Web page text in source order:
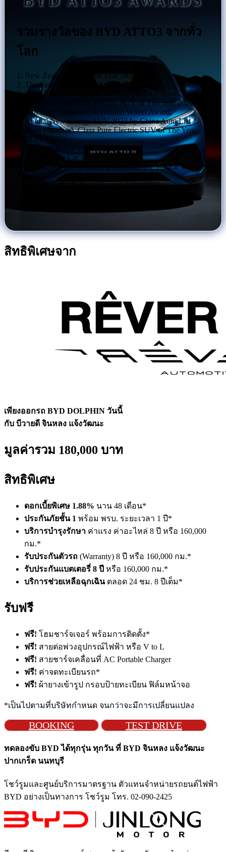
รวมรางวัลของ BYD ATTO3 จากทั่ว
โลก
1. New Zealand Car of the Year 2022
2. The Straits Times Car of the Year 2022
3. Israel Sport 5 Vehicle of the Year 2022
4. Trendy A-Class Pure Electric SUV of The Year 2022 by
Eighth China Automotive Golden Wheel Award,
5. Annual New Energy SUV 2022 by China Auto List
6. Most Popular A-Class Pure Electric SUV of The Year
2022 by EVES
7. Thailand Best EV SUV 2023
8. VAB Family Car of the Year 2023
9. 2023 Drive Car of the Year Best Electric Vehicle Under
$70,000
10. EURO NCAP (for safer cars) 5 star 2022
สิทธิพิเศษจาก
เพียงออกรถ BYD DOLPHIN วันนี้
กับ บีวายดี จินหลง แจ้งวัฒนะ
มูลค่ารวม 180,000 บาท
สิทธิพิเศษ
ดอกเบี้ยพิเศษ 1.88% นาน 48 เดือน*
ประกันภัยชั้น 1 พร้อม พรบ. ระยะเวลา 1 ปี*
บริการบำรุงรักษา ค่าแรง ค่าอะไหล่ 8 ปี หรือ 160,000
กม.*
รับประกันตัวรถ (Warranty) 8 ปี หรือ 160,000 กม.*
รับประกันแบตเตอรี่ 8 ปี หรือ 160,000 กม.*
บริการช่วยเหลือฉุกเฉินตลอด 24 ชม. 8 ปีเต็ม*
รับฟรี
ฟรี! โฮมชาร์จเจอร์ พร้อมการติดตั้ง*
ฟรี! สายต่อพ่วงอุปกรณ์ไฟฟ้า หรือ V to L
ฟรี! สายชาร์จเคลื่อนที่ AC Portable Charger
ฟรี! ค่าจดทะเบียนรถ*
ฟรี! ผ้ายางเข้ารูป กรอบป้ายทะเบียน ฟิล์มหน้าจอ
*เป็นไปตามที่บริษัทกำหนด จนกว่าจะมีการเปลี่ยนแปลง
BOOKING TEST DRIVE
ทดลองขับ BYD ได้ทุกรุ่น ทุกวัน ที่ BYD จินหลง แจ้งวัฒนะ
ปากเกร็ด นนทบุรี
โชว์รูมและศูนย์บริการมาตรฐาน ตัวแทนจำหน่ายรถยนต์ไฟฟ้า
BYD อย่างเป็นทางการ โชว์รูม โทร. 02-090-2425